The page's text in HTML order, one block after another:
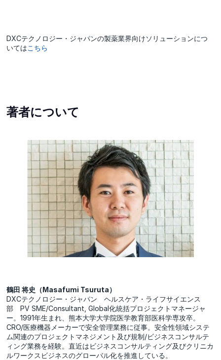
DXCテクノロジー・ジャパンの製薬業界向けソリューションにつ
いてはこちら
著者について
鶴田 将史（Masafumi Tsuruta）
DXCテクノロジー・ジャパン ヘルスケア・ライフサイエンス
部 PV SME/Consultant, Global化統括プロジェクトマネージャ
ー。1991年生まれ、熊本大学大学院医学教育部医科学専攻卒。
CRO/医療機器メーカーで安全管理業務に従事。安全性領域システ
ム関連のプロジェクトマネジメント及び規制/ビジネスコンサルテ
ィング業務を経験。直近はビジネスコンサルティング及びクリニカ
ルワークスビジネスのグローバル化を推進している。